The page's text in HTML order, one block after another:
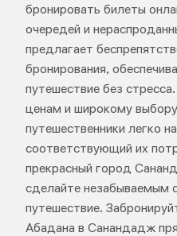
бронировать билеты
очередей и
предлагает
бронирования,
путешествие без
ценам и широкому
путешественники легко
соответствующий их
прекрасный город
сделайте незабываемым
путешествие.
Абадана в Санандадж